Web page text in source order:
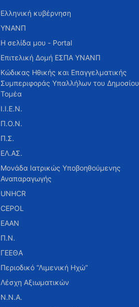
Ελληνική κυβέρνηση
ΥΝΑΝΠ
Η σελίδα μου - Portal
Επιτελική Δομή ΕΣΠΑ ΥΝΑΝΠ
Κώδικας Ηθικής και Επαγγελματικής
Συμπεριφοράς Υπαλλήλων του Δημοσίου
Τομέα
Ι.Ι.Ε.Ν.
Π.Ο.Ν.
Π.Σ.
ΕΛ.ΑΣ.
Μονάδα Ιατρικώς Υποβοηθούμενης
Αναπαραγωγής
UNHCR
CEPOL
ΕΑΑΝ
Π.Ν.
ΓΕΕΘΑ
Περιοδικό “Λιμενική Ηχώ”
Λέσχη Αξιωματικών
Ν.Ν.Α.